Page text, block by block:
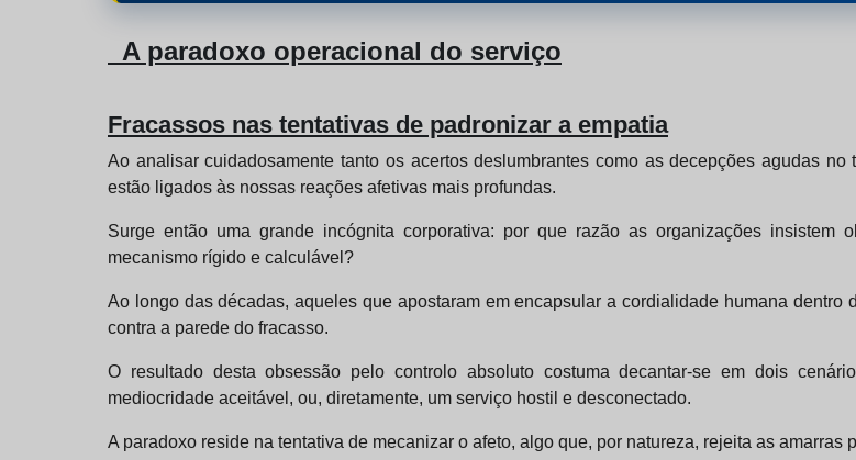
A paradoxo operacional do serviço
Fracassos nas tentativas de padronizar a empatia
Ao analisar cuidadosamente tanto os acertos deslumbrantes como as decepções agudas
estão ligados às nossas reações afetivas mais profundas.
Surge então uma grande incógnita corporativa: por que razão as organizações insistem
mecanismo rígido e calculável?
Ao longo das décadas, aqueles que apostaram em encapsular a cordialidade humana
contra a parede do fracasso.
O resultado desta obsessão pelo controlo absoluto costuma decantar-se em dois
mediocridade aceitável, ou, diretamente, um serviço hostil e desconectado.
A paradoxo reside na tentativa de mecanizar o afeto, algo que, por natureza, rejeita as amarras